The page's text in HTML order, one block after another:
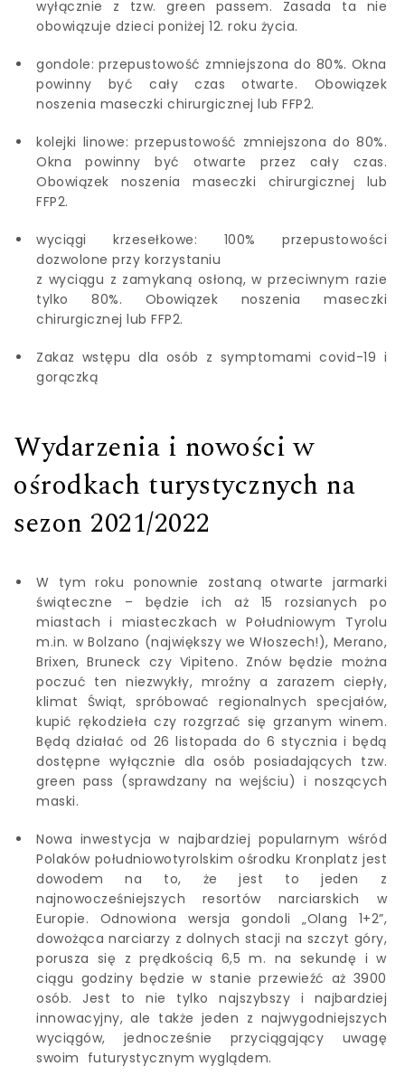
wyłącznie z tzw. green passem. Zasada ta nie
obowiązuje dzieci poniżej 12. roku życia.
gondole: przepustowość zmniejszona do 80%. Okna
powinny być cały czas otwarte. Obowiązek
noszenia maseczki chirurgicznej lub FFP2.
kolejki linowe: przepustowość zmniejszona do 80%.
Okna powinny być otwarte przez cały czas.
Obowiązek noszenia maseczki chirurgicznej lub
FFP2.
wyciągi krzesełkowe: 100% przepustowości
dozwolone przy korzystaniu
z wyciągu z zamykaną osłoną, w przeciwnym razie
tylko 80%. Obowiązek noszenia maseczki
chirurgicznej lub FFP2.
Zakaz wstępu dla osób z symptomami covid-19 i
gorączką
Wydarzenia i nowości w
ośrodkach turystycznych na
sezon 2021/2022
W tym roku ponownie zostaną otwarte jarmarki
świąteczne – będzie ich aż 15 rozsianych po
miastach i miasteczkach w Południowym Tyrolu
m.in. w Bolzano (największy we Włoszech!), Merano,
Brixen, Bruneck czy Vipiteno. Znów będzie można
poczuć ten niezwykły, mroźny a zarazem ciepły,
klimat Świąt, spróbować regionalnych specjałów,
kupić rękodzieła czy rozgrzać się grzanym winem.
Będą działać od 26 listopada do 6 stycznia i będą
dostępne wyłącznie dla osób posiadających tzw.
green pass (sprawdzany na wejściu) i noszących
maski.
Nowa inwestycja w najbardziej popularnym wśród
Polaków południowotyrolskim ośrodku Kronplatz jest
dowodem na to, że jest to jeden z
najnowocześniejszych resortów narciarskich w
Europie. Odnowiona wersja gondoli „Olang 1+2”,
dowożąca narciarzy z dolnych stacji na szczyt góry,
porusza się z prędkością 6,5 m. na sekundę i w
ciągu godziny będzie w stanie przewieźć aż 3900
osób. Jest to nie tylko najszybszy i najbardziej
innowacyjny, ale także jeden z najwygodniejszych
wyciągów, jednocześnie przyciągający uwagę
swoim futurystycznym wyglądem.